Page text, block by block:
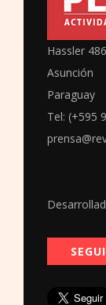
Hassler
Asunción
Paraguay
Tel: (+595